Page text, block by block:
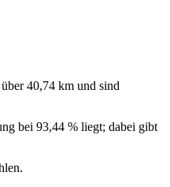
40,74 km und sind
bei 93,44 % liegt; dabei gibt